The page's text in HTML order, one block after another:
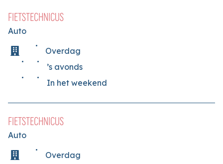
FIETSTECHNICUS
Auto
Overdag
’s avonds
In het weekend
FIETSTECHNICUS
Auto
Overdag